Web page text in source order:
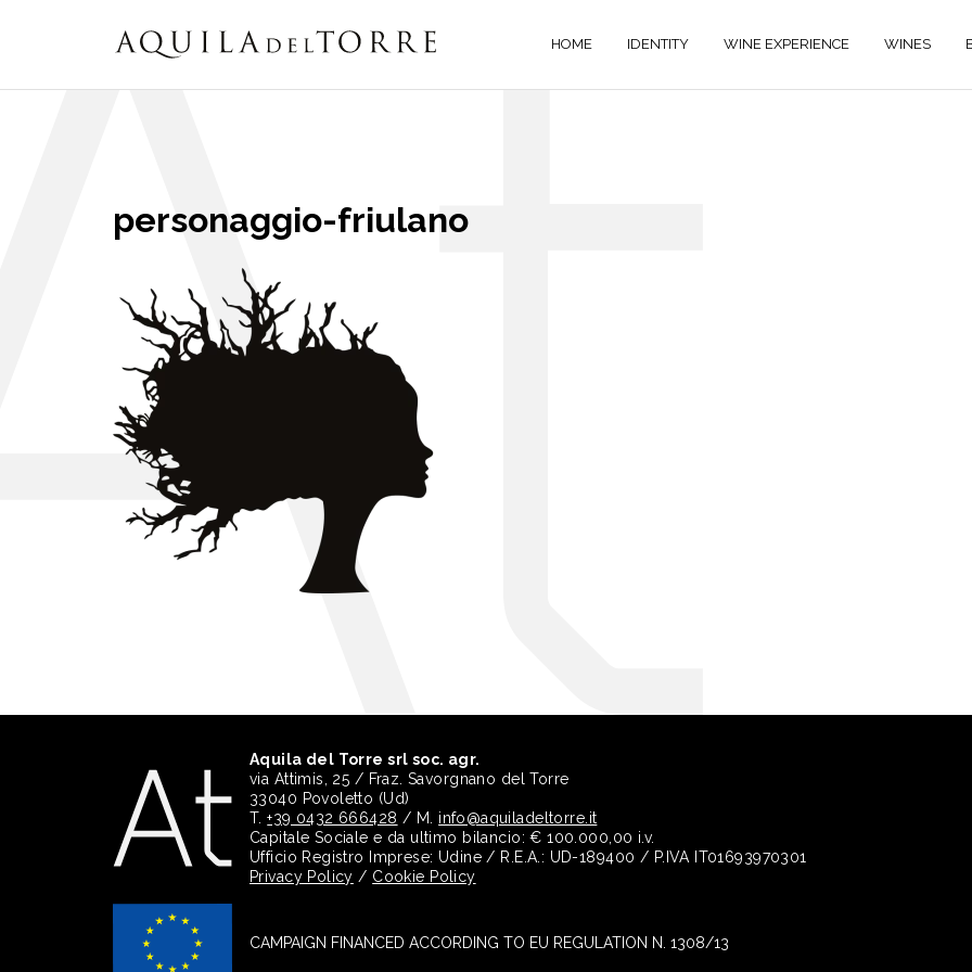
HOME IDENTITY WINE EXPERIENCE WINES
personaggio-friulano
Aquila del Torre srl soc. agr.
via Attimis, 25 / Fraz. Savorgnano del Torre
33040 Povoletto (Ud)
T.+39 0432 666428 / M. info@aquiladeltorre.it
Capitale Sociale e da ultimo bilancio: € 100.000,00 i.v.
Ufficio Registro Imprese: Udine / R.E.A.: UD-189400 / P.IVA IT01693970301
Privacy Policy / Cookie Policy
CAMPAIGN FINANCED ACCORDING TO EU REGULATION N. 1308/13